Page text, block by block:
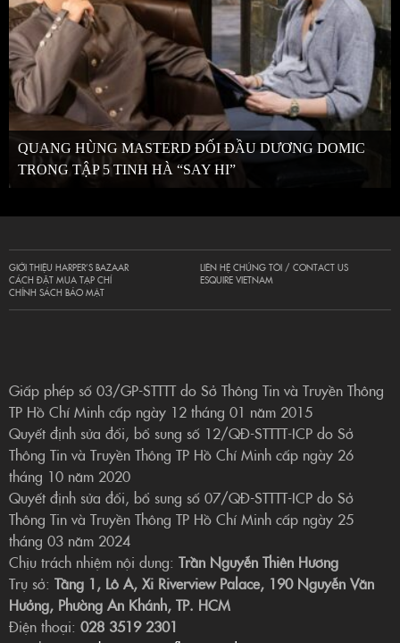
QUANG HÙNG MASTERD ĐỐI ĐẦU DƯƠNG DOMIC
TRONG TẬP 5 TINH HÀ “SAY HI”
GIỚI THIỆU HARPER’S BAZAAR
CÁCH ĐẶT MUA TẠP CHÍ
CHÍNH SÁCH BẢO MẬT
LIÊN HỆ CHÚNG TÔI / CONTACT US
ESQUIRE VIETNAM
Giấp phép số 03/GP-STTTT do Sở Thông Tin và Truyền Thông
TP Hồ Chí Minh cấp ngày 12 tháng 01 năm 2015
Quyết định sửa đổi, bổ sung số 12/QĐ-STTTT-ICP do Sở
Thông Tin và Truyền Thông TP Hồ Chí Minh cấp ngày 26
tháng 10 năm 2020
Quyết định sửa đổi, bổ sung số 07/QĐ-STTTT-ICP do Sở
Thông Tin và Truyền Thông TP Hồ Chí Minh cấp ngày 25
tháng 03 năm 2024
Chịu trách nhiệm nội dung: Trần Nguyễn Thiên Hương
Trụ sở: Tầng 1, Lô A, Xi Riverview Palace, 190 Nguyễn Văn
Hưởng, Phường An Khánh, TP. HCM
Điện thoại: 028 3519 2301